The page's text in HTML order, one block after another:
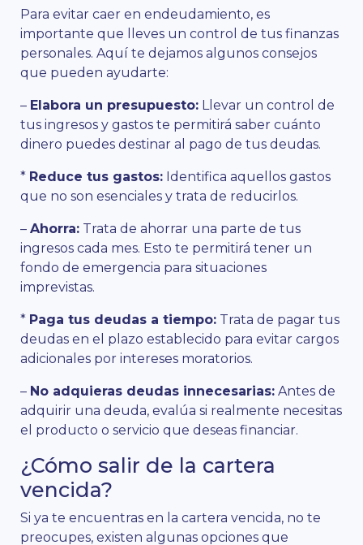
Para evitar caer en endeudamiento, es
importante que lleves un control de tus finanzas
personales. Aquí te dejamos algunos consejos
que pueden ayudarte:
– Elabora un presupuesto: Llevar un control de
tus ingresos y gastos te permitirá saber cuánto
dinero puedes destinar al pago de tus deudas.
* Reduce tus gastos: Identifica aquellos gastos
que no son esenciales y trata de reducirlos.
– Ahorra: Trata de ahorrar una parte de tus
ingresos cada mes. Esto te permitirá tener un
fondo de emergencia para situaciones
imprevistas.
* Paga tus deudas a tiempo: Trata de pagar tus
deudas en el plazo establecido para evitar cargos
adicionales por intereses moratorios.
– No adquieras deudas innecesarias: Antes de
adquirir una deuda, evalúa si realmente necesitas
el producto o servicio que deseas financiar.
¿Cómo salir de la cartera
vencida?
Si ya te encuentras en la cartera vencida, no te
preocupes, existen algunas opciones que